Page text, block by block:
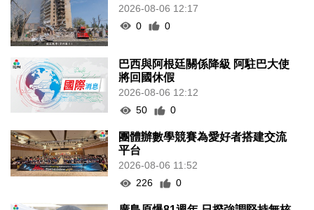
2026-08-06 12:17
0
0
巴西與阿根廷關係降級 阿駐巴大使
將回國休假
2026-08-06 12:12
50
0
團體辦數學競賽為愛好者搭建交流
平台
2026-08-06 11:52
226
0